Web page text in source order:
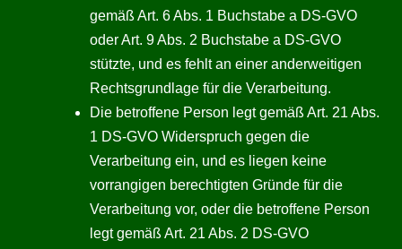
gemäß Art. 6 Abs. 1 Buchstabe a DS-GVO
oder Art. 9 Abs. 2 Buchstabe a DS-GVO
stützte, und es fehlt an einer anderweitigen
Rechtsgrundlage für die Verarbeitung.
Die betroffene Person legt gemäß Art. 21 Abs.
1 DS-GVO Widerspruch gegen die
Verarbeitung ein, und es liegen keine
vorrangigen berechtigten Gründe für die
Verarbeitung vor, oder die betroffene Person
legt gemäß Art. 21 Abs. 2 DS-GVO